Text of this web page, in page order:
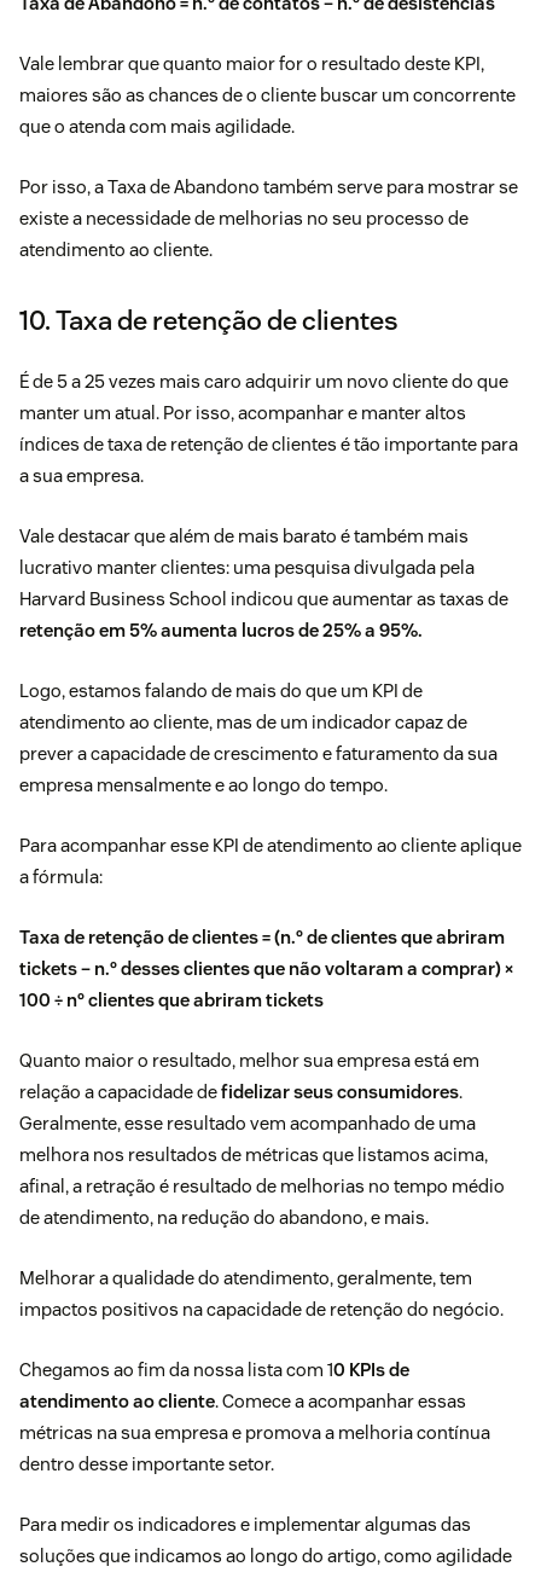
Vale lembrar que quanto maior for o resultado deste KPI,
maiores são as chances de o cliente buscar um concorrente
que o atenda com mais agilidade.
Por isso, a Taxa de Abandono também serve para mostrar se
existe a necessidade de melhorias no seu processo de
atendimento ao cliente.
10. Taxa de retenção de clientes
É de 5 a 25 vezes mais caro adquirir um novo cliente do que
manter um atual. Por isso, acompanhar e manter altos
índices de taxa de retenção de clientes é tão importante para
a sua empresa.
Vale destacar que além de mais barato é também mais
lucrativo manter clientes: uma pesquisa divulgada pela
Harvard Business School indicou que aumentar as taxas de
retenção em 5% aumenta lucros de 25% a 95%.
Logo, estamos falando de mais do que um KPI de
atendimento ao cliente, mas de um indicador capaz de
prever a capacidade de crescimento e faturamento da sua
empresa mensalmente e ao longo do tempo.
Para acompanhar esse KPI de atendimento ao cliente aplique
a fórmula:
Taxa de retenção de clientes = (n.º de clientes que abriram
tickets – n.º desses clientes que não voltaram a comprar) ×
100 ÷ nº clientes que abriram tickets
Quanto maior o resultado, melhor sua empresa está em
relação a capacidade defidelizar seus consumidores.
Geralmente, esse resultado vem acompanhado de uma
melhora nos resultados de métricas que listamos acima,
afinal, a retração é resultado de melhorias no tempo médio
de atendimento, na redução do abandono, e mais.
Melhorar a qualidade do atendimento, geralmente, tem
impactos positivos na capacidade de retenção do negócio.
Chegamos ao fim da nossa lista com 10 KPIs de
atendimento ao cliente. Comece a acompanhar essas
métricas na sua empresa e promova a melhoria contínua
dentro desse importante setor.
Para medir os indicadores e implementar algumas das
soluções que indicamos ao longo do artigo, como agilidade